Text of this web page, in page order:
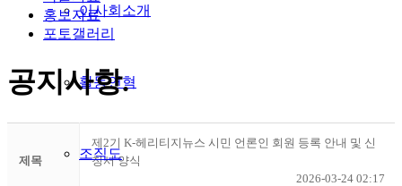
이사회소개
활동연혁
조직도
홍보자료
포토갤러리
공지사항.
제목
제2기 K-헤리티지뉴스 시민 언론인 회원 등록 안내 및 신
청서 양식
2026-03-24 02:17